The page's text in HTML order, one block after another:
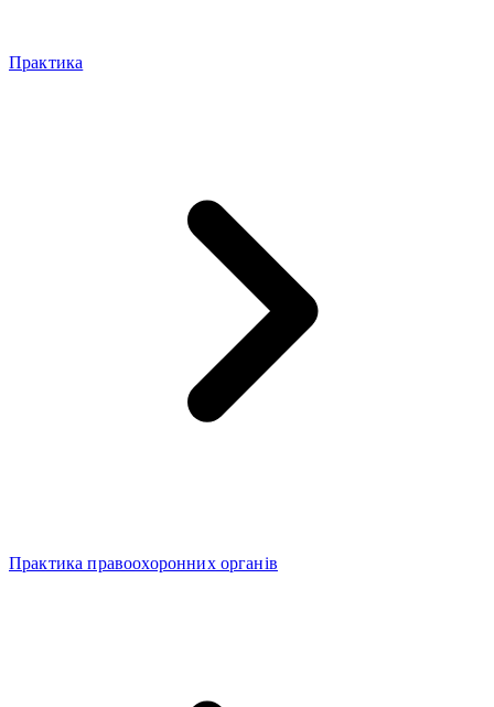
Практика
Практика правоохоронних органів